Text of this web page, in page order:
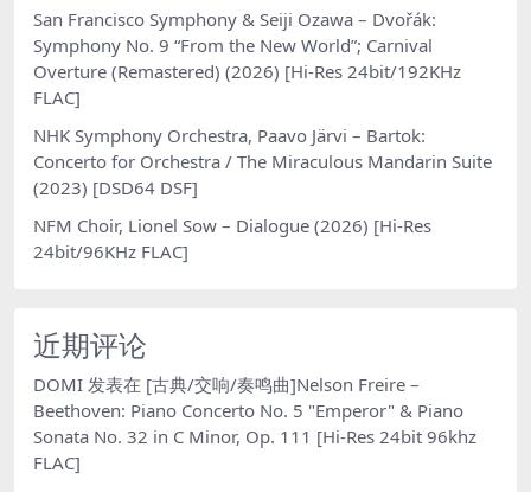
San Francisco Symphony & Seiji Ozawa – Dvořák:
Symphony No. 9 “From the New World”; Carnival
Overture (Remastered) (2026) [Hi-Res 24bit/192KHz
FLAC]
NHK Symphony Orchestra, Paavo Järvi – Bartok:
Concerto for Orchestra / The Miraculous Mandarin Suite
(2023) [DSD64 DSF]
NFM Choir, Lionel Sow – Dialogue (2026) [Hi-Res
24bit/96KHz FLAC]
近期评论
DOMI 发表在 [古典/交响/奏鸣曲]Nelson Freire –
Beethoven: Piano Concerto No. 5 "Emperor" & Piano
Sonata No. 32 in C Minor, Op. 111 [Hi-Res 24bit 96khz
FLAC]